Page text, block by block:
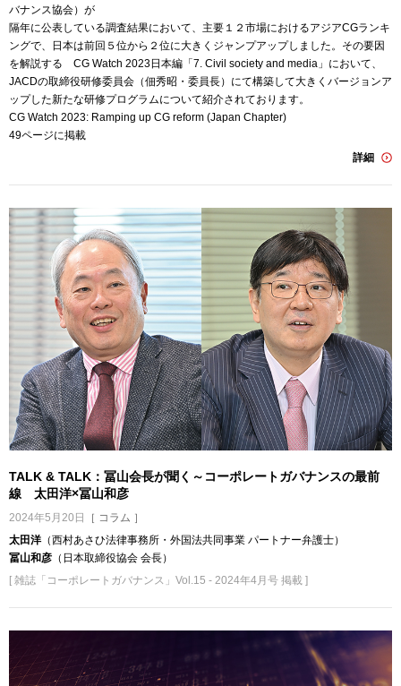
バナンス協会）が
隔年に公表している調査結果において、主要１２市場におけるアジアCGランキ
ングで、日本は前回５位から２位に大きくジャンプアップしました。その要因
を解説する CG Watch 2023日本編「7. Civil society and media」において、
JACDの取締役研修委員会（佃秀昭・委員長）にて構築して大きくバージョンア
ップした新たな研修プログラムについて紹介されております。
CG Watch 2023: Ramping up CG reform (Japan Chapter)
49ページに掲載
詳細
TALK & TALK：冨山会長が聞く～コーポレートガバナンスの最前
線 太田洋×冨山和彦
2024年5月20日
［ コラム ］
太田洋（西村あさひ法律事務所・外国法共同事業 パートナー弁護士）
冨山和彦 （日本取締役協会 会長）
[ 雑誌「コーポレートガバナンス」Vol.15 - 2024年4月号 掲載 ]